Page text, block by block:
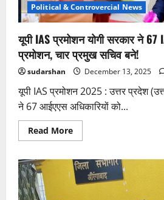
Political & Controvercial News
यूपी IAS प्रमोशन योगी सरकार ने 67
प्रमोशन, चार प्रमुख सचिव बने!
sudarshan December 13, 2025
यूपी IAS प्रमोशन 2025 : उत्तर प्रदेश
ने 67 आईएएस अधिकारियों को...
Read MoreRead
more
IAS
प्रमोशन
योगी